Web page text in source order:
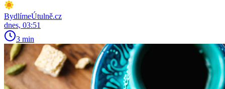
BydlímeÚtulně.cz
dnes, 03:51
3 min